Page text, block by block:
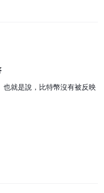
也就是說，比特幣沒有被反映